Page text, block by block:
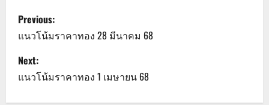
P
o
s
t
Previous:
แนวโน้มราคาทอง 28 มีนาคม 68
Next:
แนวโน้มราคาทอง 1 เมษายน 68